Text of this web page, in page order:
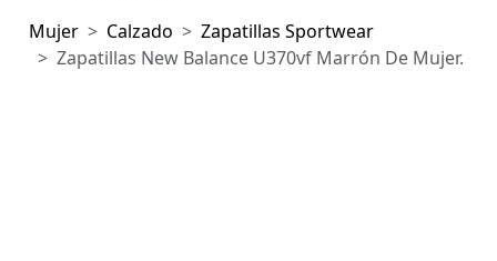
Mujer Calzado
Zapatillas Sportwear
Zapatillas New Balance U370vf Marrón De Mujer.